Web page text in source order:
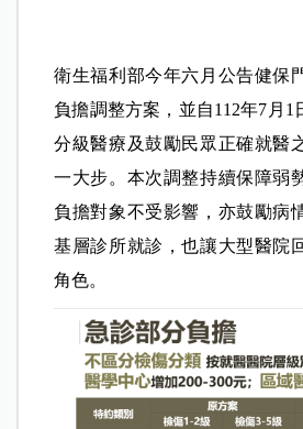
衛生福利部今年六月公告健保
負擔調整方案，並自112年7月
分級醫療及鼓勵民眾正確就醫
一大步。本次調整持續保障弱
負擔對象不受影響，亦鼓勵病
基層診所就診，也讓大型醫院
角色。